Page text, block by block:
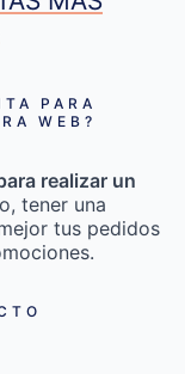
PARA
WEB?
realizar un
tener una
tus pedidos